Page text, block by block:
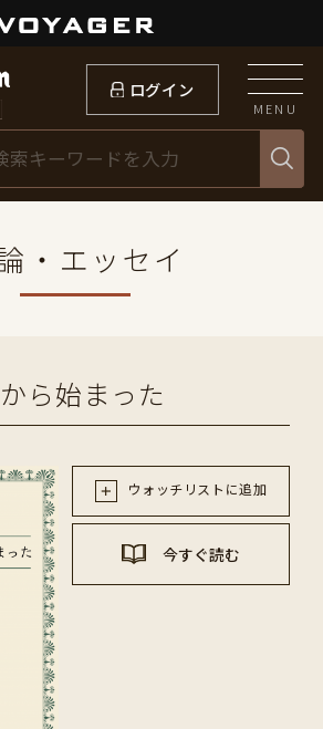
ログイン
MENU
・エッセイ
ら始まった
ウォッチリストに追加
今すぐ読む